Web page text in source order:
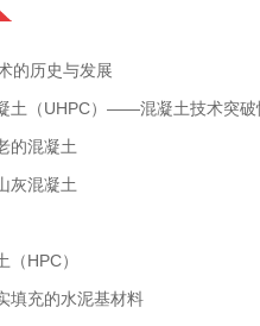
的历史与发展
土（UHPC）——混凝土技术突破
的混凝土
灰混凝土
HPC）
填充的水泥基材料